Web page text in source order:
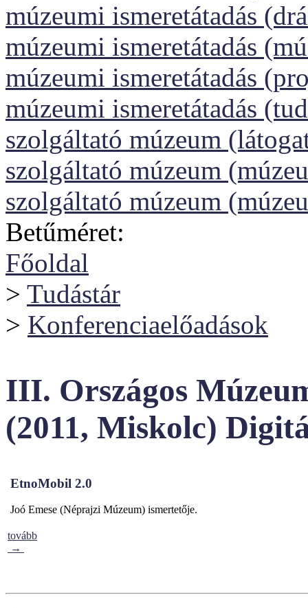
múzeumi ismeretátadás
múzeumi ismeretátadás
múzeumi ismeretátadás
múzeumi ismeretátadás
szolgáltató múzeum
szolgáltató múzeum
szolgáltató múzeum
Betűméret:
Főoldal
> Tudástár
> Konferenciaelőadások
III. Országos
(2011, Miskolc)
EtnoMobil 2.0
Joó Emese (Néprajzi Múzeum) ismertetője.
tovább
→